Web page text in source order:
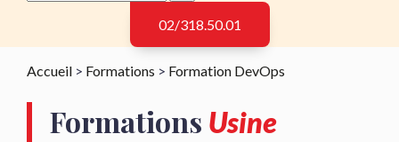
02/318.50.01
Accueil > Formations > Formation DevOps
Formations Usine